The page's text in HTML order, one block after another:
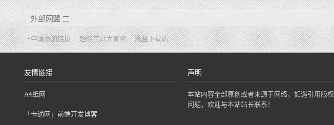
外部网盟 二
+申请添加链接 超酷工具大冒险 浅蓝下载站
友情链接
A4纸网
「卡通网」前端开发博客
声明
本站内容全部原创或者来源于网络，如遇引用版权
问题，欢迎与本站站长联系！